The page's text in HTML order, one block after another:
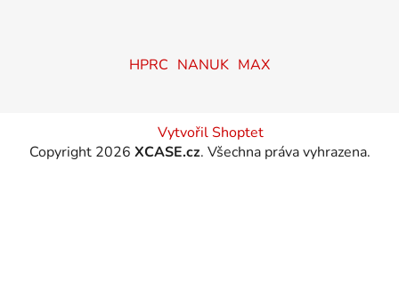
HPRC NANUK MAX
Vytvořil Shoptet
Copyright 2026 XCASE.cz. Všechna práva vyhrazena.